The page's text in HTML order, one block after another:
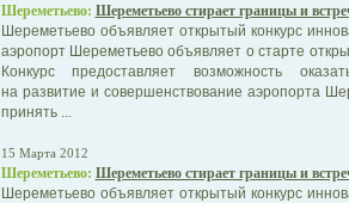
Шереметьево: Шереметьево стирает границы и
Шереметьево объявляет открытый конкурс
аэропорт Шереметьево объявляет о старте
Конкурс предоставляет возможность
на развитие и совершенствование аэропорта
принять ...
15 Марта 2012
Шереметьево: Шереметьево стирает границы и
Шереметьево объявляет открытый конкурс